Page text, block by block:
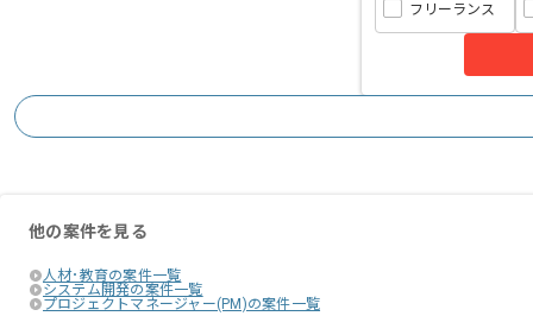
フリーランス
他の案件を見る
人材･教育の案件一覧
システム開発の案件一覧
プロジェクトマネージャー(PM)の案件一覧